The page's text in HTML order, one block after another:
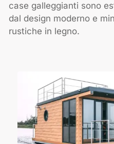
case galleggianti sono
dal design moderno e
rustiche in legno.